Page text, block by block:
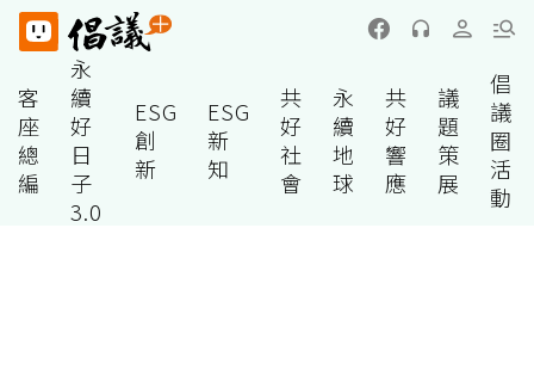
客
座
總
編
永
續
好
日
子
3.0
ESG
創
新
ESG
新
知
共
好
社
會
永
續
地
球
共
好
響
應
議
題
策
展
倡
議
圈
活
動